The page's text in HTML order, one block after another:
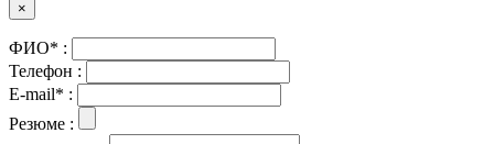
×
ФИО* :
Телефон :
E-mail* :
Резюме :